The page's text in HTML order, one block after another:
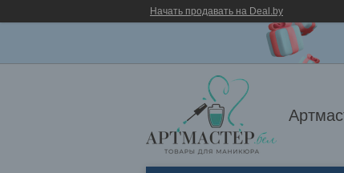
Начать продавать на Deal.by